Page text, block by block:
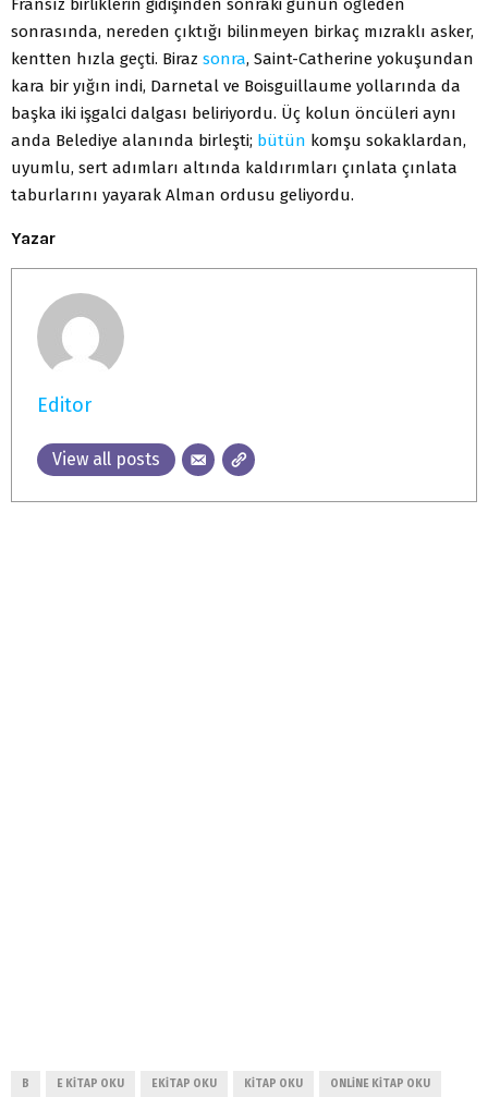
sonrasında, nereden çıktığı bilinmeyen birkaç mızraklı asker,
kentten hızla geçti. Biraz sonra, Saint-Catherine yokuşundan
kara bir yığın indi, Darnetal ve Boisguillaume yollarında da
başka iki işgalci dalgası beliriyordu. Üç kolun öncüleri aynı
anda Belediye alanında birleşti; bütün komşu sokaklardan,
uyumlu, sert adımları altında kaldırımları çınlata çınlata
taburlarını yayarak Alman ordusu geliyordu.
Yazar
Editor
View all posts
B E KITAP OKU EKITAP OKU KITAP OKU ONLINE KITAP OKU